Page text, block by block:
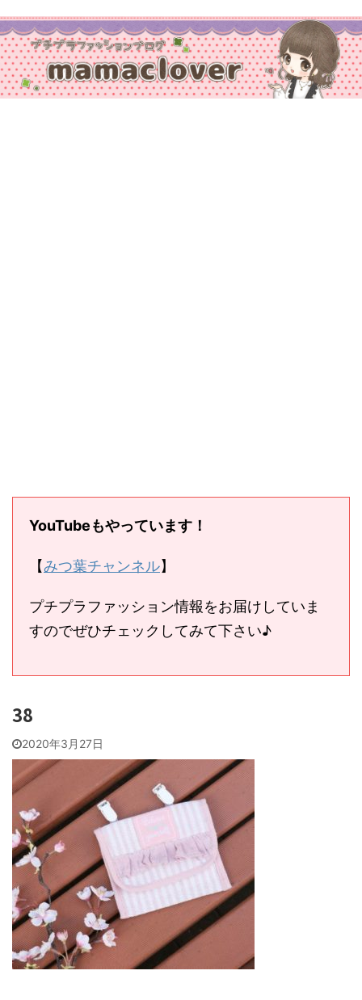
YouTubeもやっています！
【みつ葉チャンネル】
プチプラファッション情報をお届けしていま
すのでぜひチェックしてみて下さい♪
38
2020年3月27日